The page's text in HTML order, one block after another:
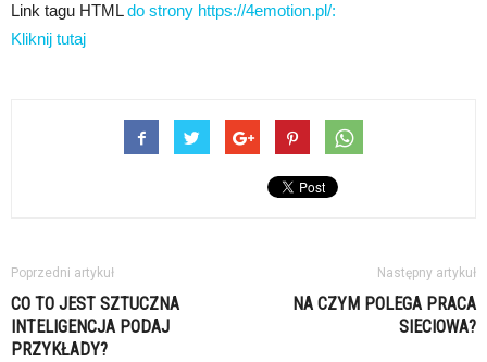
Link tagu HTMLdo strony https://4emotion.pl/:
Kliknij tutaj
Poprzedni artykuł
CO TO JEST SZTUCZNA
INTELIGENCJA PODAJ
PRZYKŁADY?
Następny artykuł
NA CZYM POLEGA PRACA
SIECIOWA?